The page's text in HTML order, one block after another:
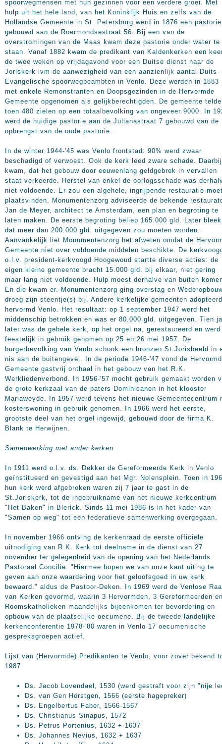
spoorwegmensen met hun gezinnen voor een verdere groei. Met
hulp uit het hele land, van het Koninklijk Huis en zelfs van de
Hollandse Gemeente in St. Petersburg werd in 1876 een pastorie
gebouwd aan de Roermondsestraat 56. Bij een van de
overstromingen van de Maas kwam deze pastorie onder water te
staan. Vanaf 1882 kwam de predikant van Kaldenkerken een
de twee weken op vrijdagavond voor een Duitse dienst naar de
Joriskerk ivm de aanwezigheid van een aanzienlijk aantal Duits-
Evangelische spoorwegbeambten in Venlo. Deze werden in 1883
met enkele Remonstranten en Doopsgezinden in de Hervormde
Gemeente opgenomen als gelijkberechtigden. De gemeente telde
toen 480 zielen op een totaalbevolking van ongeveer 9000. In
werd de huidige pastorie aan de Julianastraat 7 gebouwd van de
opbrengst van de oude pastorie.
In de winter 1944-'45 was Venlo frontstad: 90% werd zwaar
beschadigd of verwoest. Ook de kerk leed zware schade. Daarbij
kwam, dat het gebouw door eeuwenlang geldgebrek in vervallen
staat verkeerde. Herstel van enkel de oorlogsschade was
niet voldoende. Er zou een algehele, ingrijpende restauratie
plaatsvinden. Monumentenzorg adviseerde de bekende
Jan de Meyer, architect te Amsterdam, een plan en begroting te
laten maken. De eerste begroting beliep 165.000 gld. Later bleek
dat meer dan 200.000 gld. uitgegeven zou moeten worden.
Aanvankelijk liet Monumentenzorg het afweten omdat de
Gemeente niet over voldoende middelen beschikte. De
o.l.v. president-kerkvoogd Hoogewoud startte diverse acties: de
eigen kleine gemeente bracht 15.000 gld. bij elkaar, niet gering
maar lang niet voldoende. Hulp moest derhalve van buiten
En die kwam er. Monumentenzorg ging overstag en
droeg zijn steentje(s) bij. Andere kerkelijke gemeenten
hervormd Venlo. Het resultaat: op 1 september 1947 werd het
middenschip betrokken en was er 80.000 gld. uitgegeven. Tien
later was de gehele kerk, op het orgel na, gerestaureerd en werd
feestelijk in gebruik genomen op 25 en 26 mei 1957. De
burgerbevolking van Venlo schonk een bronzen St.Jorisbeeld in
nis aan de buitengevel. In de periode 1946-'47 vond de
Gemeente gastvrij onthaal in het gebouw van het R.K.
Werkliedenverbond. In 1956-'57 mocht gebruik gemaakt worden
de grote kerkzaal van de paters Dominicanen in het klooster
Mariaweyde. In 1957 werd tevens het nieuwe Gemeentecentrum
kosterswoning in gebruik genomen. In 1966 werd het eerste,
grootste deel van het orgel ingewijd, gebouwd door de firma K.
Blank te Herwijnen.
Samenwerking met ander kerken
In 1911 werd o.l.v. ds. Dekker de Gereformeerde Kerk in Venlo
geïnstitueerd en gevestigd aan het Mgr. Nolensplein. Toen in
hun kerk werd afgebroken waren zij 7 jaar te gast in de
St.Joriskerk, tot de ingebruikname van het nieuwe kerkcentrum
"Het Baken" in Blerick. Sinds 11 mei 1986 is in het kader van
"Samen op weg" tot een federatieve samenwerking overgegaan.
In november 1966 ontving de kerkenraad de eerste officiële
uitnodiging van R.K. Kerk tot deelname in de dienst van 27
november ter gelegenheid van de opening van het Nederlands
Pastoraal Concilie. "Hiermee hopen we van onze kant uiting te
geven aan onze waardering voor het geloofsgoed in uw kerk
bewaard." aldus de Pastoor-Deken. In 1969 werd de Venlose
van Kerken gevormd, waarin 3 Hervormden, 3 Gereformeerden
Roomskatholieken maandelijks bijeenkomen ter bevordering en
opbouw van de plaatselijke oecumene. Bij de tweede landelijke
kerkenconferentie 1978-'80 waren in Venlo 17 oecumenische
gespreksgroepen actief.
Lijst van (Hervormde) Predikanten te Venlo, voor zover bekend
1987
Ds. Jacob Lovendael, 1530 (werd gestraft voor zijn "nije
Ds. van Gen Hörstgen, 1566 (eerste hagepreker)
Ds. Engelbertus Faber, 1566-1567
Ds. Christianus Sinapus, 1572
Ds. Petrus Portenius, 1632 + 1637
Ds. Johannes Nevius, 1632 + 1637